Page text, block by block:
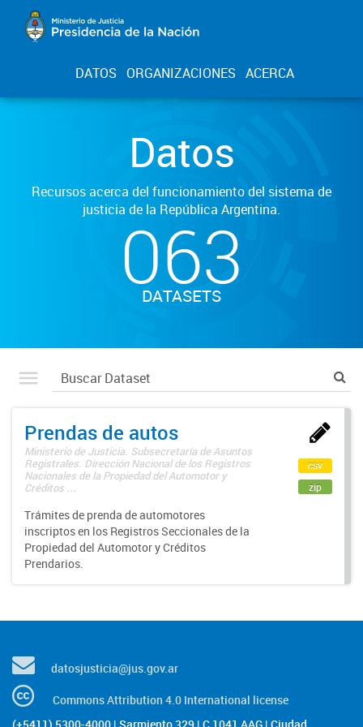
DATOS ORGANIZACIONES ACERCA
Datos
Recursos acerca del funcionamiento del sistema de
justicia de la República Argentina.
063
DATASETS
Prendas de autos
Ministerio de Justicia. Subsecretaría de Asuntos
Registrales. Dirección Nacional de los Registros
Nacionales de la Propiedad del Automotor y
Créditos ...
Trámites de prenda de automotores
inscriptos en los Registros Seccionales de la
Propiedad del Automotor y Créditos
Prendarios.
csv
zip
datosjusticia@jus.gov.ar
Commons Attribution 4.0 International license